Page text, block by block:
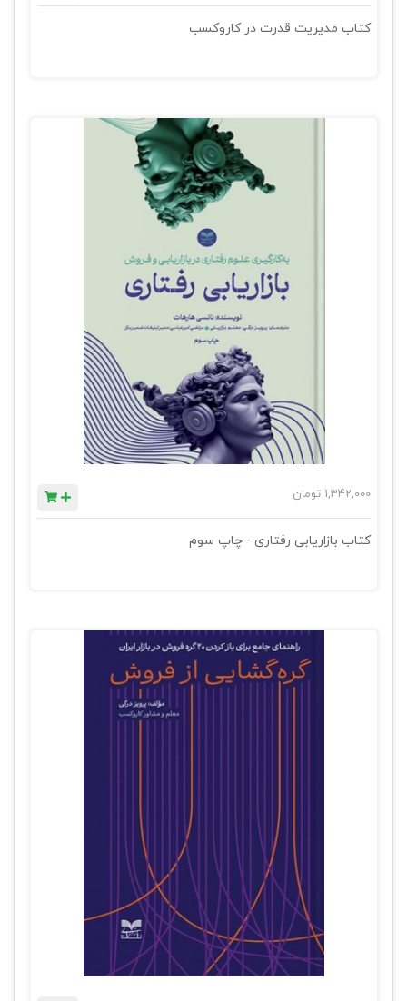
کتاب مدیریت قدرت در کاروکسب
1,342,000 تومان
کتاب بازاریابی رفتاری - چاپ سوم